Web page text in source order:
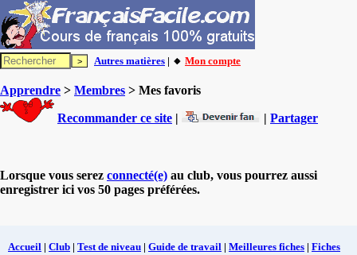
Autres matières | 🔸 Mon compte
Apprendre > Membres > Mes favoris
Recommander ce site | | Partager
Lorsque vous serez connecté(e) au club, vous pourrez aussi
enregistrer ici vos 50 pages préférées.
Accueil | Club | Test de niveau | Guide de travail | Meilleures fiches | Fiches